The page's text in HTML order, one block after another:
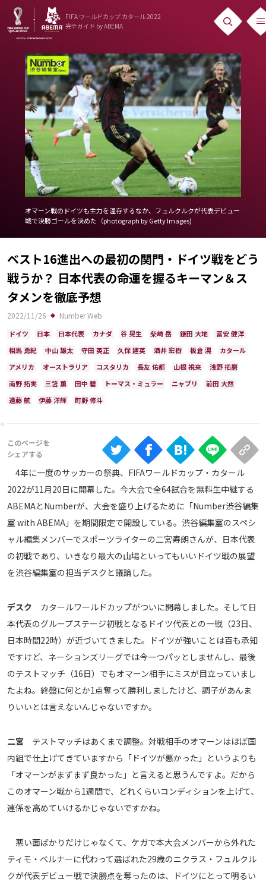
FIFA ワールドカップ カタール 2022
完全ガイド by ABEMA
ニュース
News
出場国
Teams
日本代表
Team Japan
日程・結果
Schedule
ランキング
Ranking
大会について
About
視聴方法
ABEMAの視聴について
TV
メディアアライアンス
運営会社
お問い合わせ
オマーン戦のドイツも主力を温存するなか、フュルクルクが代表デビュー
戦で決勝ゴールを決めた（photograph by Getty Images)
ベスト16進出への最初の関門・ドイツ戦をどう
戦うか？ 日本代表の命運を握るキーマン＆ス
タメンを徹底予想
2022/11/26 Number Web
ドイツ 日本 日本代表 カナダ 谷 晃生 柴崎 岳 鎌田 大地
冨安 健洋
相馬 勇紀
中山 雄太 守田 英正 久保 建英 酒井 宏樹 板倉 滉
カタール
アメリカ
オーストラリア コスタリカ 長友 佑都 山根 視来
浅野 拓磨
南野 拓実
三笘 薫 田中 碧 トーマス・ミュラー ニャブリ
前田 大然
遠藤 航
伊藤 洋輝 町野 修斗
4年に一度のサッカーの祭典、FIFAワールドカップ・カタール
2022が11月20日に開幕した。今大会で全64試合を無料生中継する
ABEMAとNumberが、大会を盛り上げるために「Number渋谷編集
室 with ABEMA」を期間限定で開設している。渋谷編集室のスペシ
ャル編集メンバーでスポーツライターの二宮寿朗さんが、日本代表
の初戦であり、いきなり最大の山場といってもいいドイツ戦の展望
を渋谷編集室の担当デスクと議論した。
デスク カタールワールドカップがついに開幕しました。そして日
本代表のグループステージ初戦となるドイツ代表との一戦（23日、
日本時間22時）が近づいてきました。ドイツが強いことは百も承知
ですけど、ネーションズリーグでは今一つパッとしませんし、最後
のテストマッチ（16日）でもオマーン相手にミスが目立っていまし
たよね。終盤に何とか1点奪って勝利しましたけど、調子があんま
りいいとは言えないんじゃないですか。
二宮 テストマッチはあくまで調整。対戦相手のオマーンはほぼ国
内組で仕上げてきていますから「ドイツが悪かった」というよりも
「オマーンがまずまず良かった」と言えると思うんですよ。だから
このオマーン戦から1週間で、どれくらいコンディションを上げて、
連係を高めていけるかじゃないですかね。
悪い面ばかりだけじゃなくて、ケガで本大会メンバーから外れた
ティモ・ベルナーに代わって選ばれた29歳のニクラス・フュルクル
クが代表デビュー戦で決勝点を奪ったのは、ドイツにとって明るい